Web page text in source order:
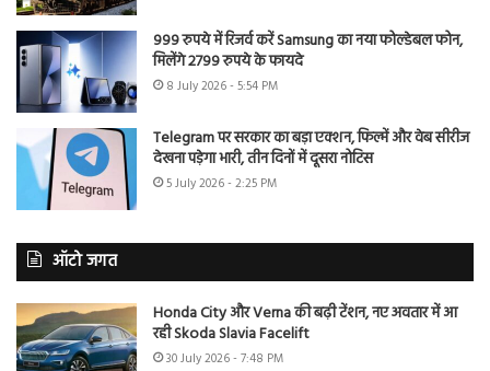
999 रुपये में रिजर्व करें Samsung का नया फोल्डेबल फोन,
मिलेंगे 2799 रुपये के फायदे
8 July 2026 - 5:54 PM
Telegram पर सरकार का बड़ा एक्शन, फिल्में और वेब सीरीज
देखना पड़ेगा भारी, तीन दिनों में दूसरा नोटिस
5 July 2026 - 2:25 PM
ऑटो जगत
Honda City और Verna की बढ़ी टेंशन, नए अवतार में आ
रही Skoda Slavia Facelift
30 July 2026 - 7:48 PM